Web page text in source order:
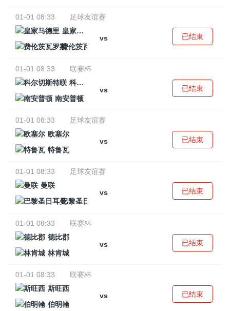
01-01 08:33
足球友谊赛
皇家马德里
vs
费伦茨瓦罗斯
已结束
01-01 08:33
联赛杯
科尔切斯特联
vs
南安普顿
已结束
01-01 08:33
足球友谊赛
欧塞尔
vs
特鲁瓦
已结束
01-01 08:33
足球友谊赛
曼联
vs
巴黎圣日耳曼
已结束
01-01 08:33
联赛杯
德比郡
vs
林肯城
已结束
01-01 08:33
联赛杯
斯旺西
vs
伯明翰
已结束